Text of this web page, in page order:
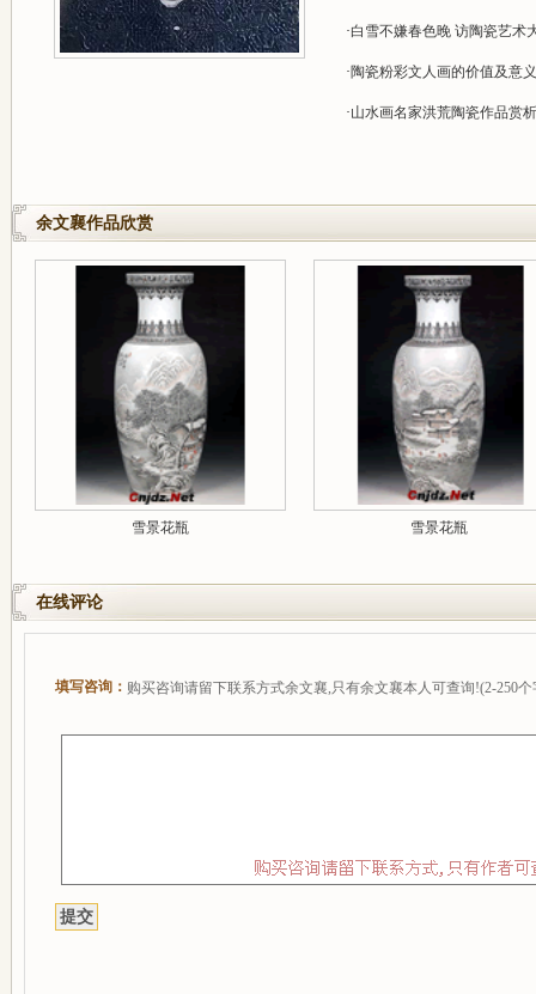
·白雪不嫌春色晚 访陶瓷艺术
·陶瓷粉彩文人画的价值及意义
·山水画名家洪荒陶瓷作品赏析
余文襄作品欣赏
雪景花瓶 雪景花瓶
在线评论
填写咨询： 购买咨询请留下联系方式余文襄,只有余文襄本人可查询!(2-250个